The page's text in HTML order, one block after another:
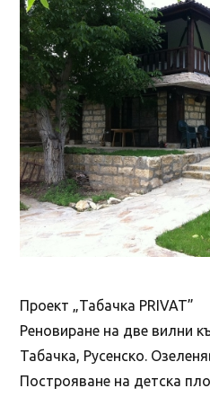
Проект „Табачка PRIVAT”
Реновиране на две вилни
Табачка, Русенско.
Построяване на детска